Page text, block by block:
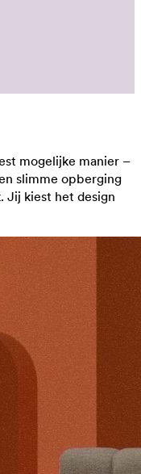
mogelijke manier –
slimme opberging
Jij kiest het design